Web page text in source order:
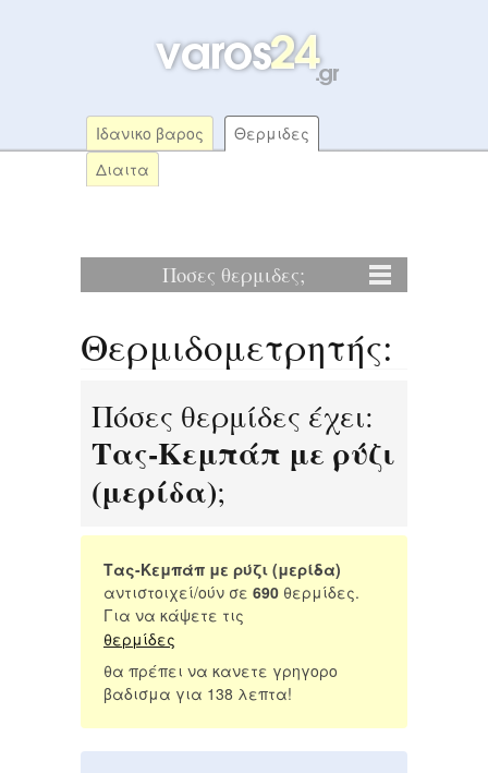
Ιδανικο βαρος
Θερμιδες
Διαιτα
Ποσες θερμιδες;
Θερμιδομετρητής:
Πόσες θερμίδες έχει:
Τας-Κεμπάπ με ρύζι
(μερίδα);
Τας-Κεμπάπ με ρύζι (μερίδα)
αντιστοιχεί/ούν σε 690 θερμίδες.
Για να κάψετε τις
θερμίδες
θα πρέπει να κανετε γρηγορο
βαδισμα για 138 λεπτα!